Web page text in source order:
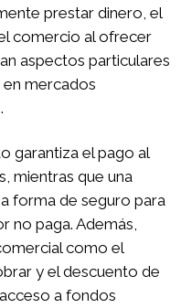
prestar dinero, el
comercio al ofrecer
aspectos particulares
mercados
garantiza el pago al
mientras que una
forma de seguro para
no paga. Además,
como el
y el descuento de
a fondos